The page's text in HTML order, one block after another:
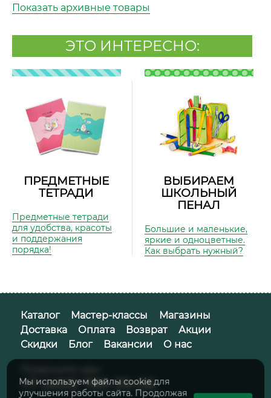
Показать архивные товары
ЭТО ИНТЕРЕСНО:
ПРЕДМЕТНЫЕ
ТЕТРАДИ
Предметные тетради
для удобства, красоты
и поддержания
порядка!
ВЫБИРАЕМ
ШКОЛЬНЫЙ
ПЕНАЛ
Большие и маленькие,
яркие и одноцветные.
Как выбрать нужный?
Каталог Мастер-классы
Магазины
Доставка
Оплата Возврат
Акции
Скидки
Блог Вакансии О нас
+7 (495) 789-39-06
Мы используем файлы cookie для
улучшения работы сайта. Продолжая